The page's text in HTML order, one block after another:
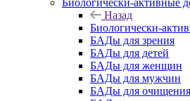
Биологически-активные
Назад
Биологически-
БАДы для зрения
БАДы для детей
БАДы для женщин
БАДы для мужчин
БАДы для очищения